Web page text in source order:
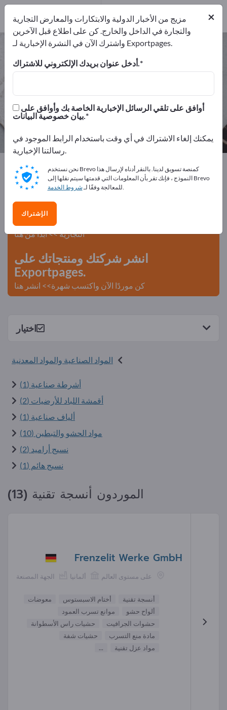
أنسجة تقنية – اعثر على الشركات
المصنعة والموردين
موزعون
من المصنعين12
موزعون 1
Exportpages
المواد الصناعية والمواد المعدنية
أنسجة تقنية
الاحتياجات – العروض – السلع المستعملة – جهات الاتصال
التجارية >> ابدأ من هنا
انشر شركتك ومنتجاتك على
Exportpages.
كن موردًا الآن واكتسب شهرة>> انشر هنا
اختيار
المواد الصناعية والمواد المعدنية
أشرطة صناعية (1)
أقمشة اللباد للأرضيات (2)
ألياف صناعية (1)
مواد الحشو والتبطين (10)
نسيج أراميد (2)
نسيج هائم (1)
الموردون أنسجة تقنية (13)
Frenzelit Werke GmbH
الجهة المصنعة ألمانيا على مستوى العالم
أنسجة تقنية أختام الاسبستوس
معوضات
ألواح حشو
موانع تسرب العمود
حشوات الجرافيت
حشيات راس الأسطوانة
مادة منع التسرب
حشيات شفة
مواد عزل تقنية
...
×
مزيج من الأخبار الدولية والابتكارات والمعارض التجارية
والتجارة في الداخل والخارج. كن على اطلاع قبل الآخرين
واشترك الآن في النشرة الإخبارية لـ Exportpages.
أدخل عنوان بريدك الإلكتروني للاشتراك.
بيان خصوصية البيانات.
يمكنك إلغاء الاشتراك في أي وقت باستخدام الرابط الموجود في
رسالتنا الإخبارية.
نحن نستخدم Brevo كمنصة تسويق لدينا. بالنقر أدناه لإرسال هذا
النموذج ، فإنك تقر بأن المعلومات التي قدمتها سيتم نقلها إلى Brevo
للمعالجة وفقًا لـشروط الخدمة .
الإشتراك